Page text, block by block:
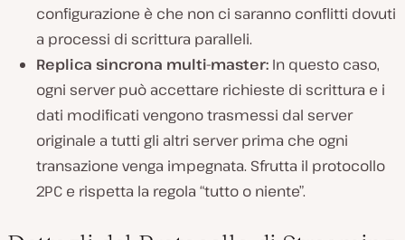
configurazione è che non ci saranno conflitti dovuti
a processi di scrittura paralleli.
Replica sincrona multi-master: In questo caso,
ogni server può accettare richieste di scrittura e i
dati modificati vengono trasmessi dal server
originale a tutti gli altri server prima che ogni
transazione venga impegnata. Sfrutta il protocollo
2PC e rispetta la regola “tutto o niente”.